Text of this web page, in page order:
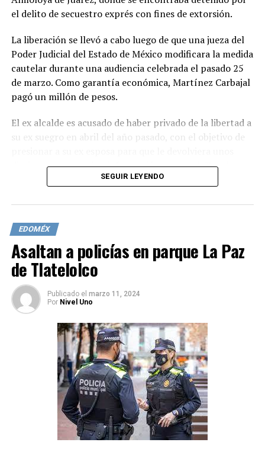
el delito de secuestro exprés con fines de extorsión.
La liberación se llevó a cabo luego de que una jueza del
Poder Judicial del Estado de México modificara la medida
cautelar durante una audiencia celebrada el pasado 25
de marzo. Como garantía económica, Martínez Carbajal
pagó un millón de pesos.
El ex alcalde es acusado de haber privado de la libertad a
su ex suegro en abril del año pasado, con el objetivo de
diarios que contenían información personal. Tras lograr
su objetivo, Martínez Carbajal liberó a su ex suegro.
El cambio de la medida cautelar incluye el uso de un
brazalete electrónico georeferenciado, que permitirá
conocer la ubicación del ex alcalde en tiempo real.
Además, se le impuso la obligación de presentarse
semanalmente en el juzgado y se le prohibió acercarse o
comunicarse con las víctimas.
La causa penal está en la etapa de investigación
complementaria, que fue extendida cuatro meses más,
hasta el 18 de julio, por una juez la semana pasada.
SEGUIR LEYENDO
EDOMÉX
Asaltan a policías en parque La Paz
de Tlatelolco
Publicado el marzo 11, 2024
Por Nivel Uno